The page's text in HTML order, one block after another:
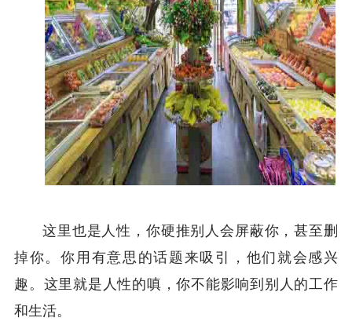
这里也是人性，你硬推别人会屏蔽你，甚至删
掉你。你用有意思的话题来吸引，他们就会感兴
趣。这里就是人性的嗔，你不能影响到别人的工作
和生活。